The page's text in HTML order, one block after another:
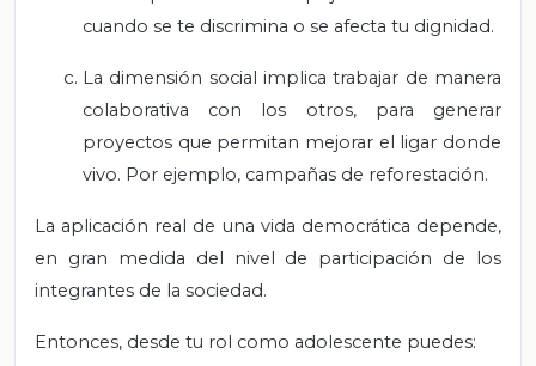
cuando se te discrimina o se afecta tu dignidad.
La dimensión social implica trabajar de manera
colaborativa con los otros, para generar
proyectos que permitan mejorar el ligar donde
vivo. Por ejemplo, campañas de reforestación.
La aplicación real de una vida democrática depende,
en gran medida del nivel de participación de los
integrantes de la sociedad.
Entonces, desde tu rol como adolescente puedes: